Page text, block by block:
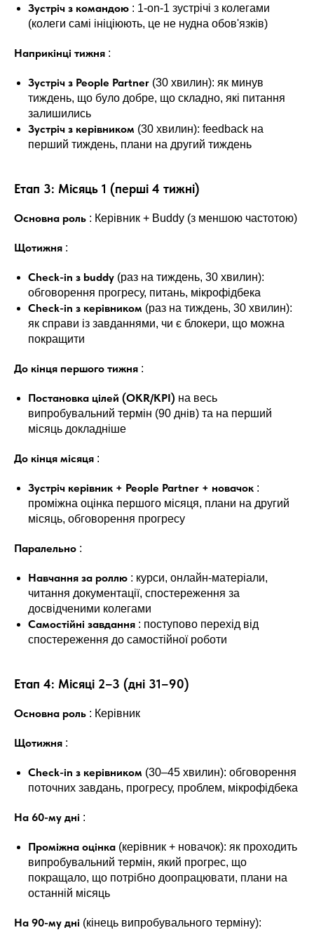
Зустріч з командою : 1-on-1 зустрічі з колегами
(колеги самі ініціюють, це не нудна обов'язків)
Наприкінці тижня :
Зустріч з People Partner (30 хвилин): як минув
тиждень, що було добре, що складно, які питання
залишились
Зустріч з керівником (30 хвилин): feedback на
перший тиждень, плани на другий тиждень
Етап 3: Місяць 1 (перші 4 тижні)
Основна роль : Керівник + Buddy (з меншою частотою)
Щотижня :
Check-in з buddy (раз на тиждень, 30 хвилин):
обговорення прогресу, питань, мікрофідбека
Check-in з керівником (раз на тиждень, 30 хвилин):
як справи із завданнями, чи є блокери, що можна
покращити
До кінця першого тижня :
Постановка цілей (OKR/KPI) на весь
випробувальний термін (90 днів) та на перший
місяць докладніше
До кінця місяця :
Зустріч керівник + People Partner + новачок :
проміжна оцінка першого місяця, плани на другий
місяць, обговорення прогресу
Паралельно :
Навчання за роллю : курси, онлайн-матеріали,
читання документації, спостереження за
досвідченими колегами
Самостійні завдання : поступово перехід від
спостереження до самостійної роботи
Етап 4: Місяці 2–3 (дні 31–90)
Основна роль : Керівник
Щотижня :
Check-in з керівником (30–45 хвилин): обговорення
поточних завдань, прогресу, проблем, мікрофідбека
На 60-му дні :
Проміжна оцінка (керівник + новачок): як проходить
випробувальний термін, який прогрес, що
покращало, що потрібно доопрацювати, плани на
останній місяць
На 90-му дні (кінець випробувального терміну):